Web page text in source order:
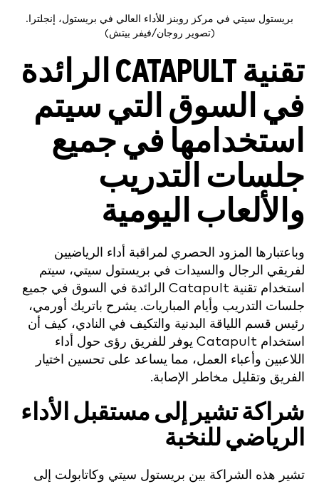
بريستول سيتي في مركز روبنز للأداء العالي في بريستول، إنجلترا.
(تصوير روجان/فيفر بيتش)
تقنية CATAPULT الرائدة
في السوق التي سيتم
استخدامها في جميع
جلسات التدريب
والألعاب اليومية
وباعتبارها المزود الحصري لمراقبة أداء الرياضيين
لفريقي الرجال والسيدات في بريستول سيتي، سيتم
استخدام تقنية Catapult الرائدة في السوق في جميع
جلسات التدريب وأيام المباريات. يشرح باتريك أورمي،
رئيس قسم اللياقة البدنية والتكيف في النادي، كيف أن
استخدام Catapult يوفر للفريق رؤى حول أداء
اللاعبين وأعباء العمل، مما يساعد على تحسين اختيار
الفريق وتقليل مخاطر الإصابة.
شراكة تشير إلى مستقبل الأداء
الرياضي للنخبة
تشير هذه الشراكة بين بريستول سيتي وكاتابولت إلى